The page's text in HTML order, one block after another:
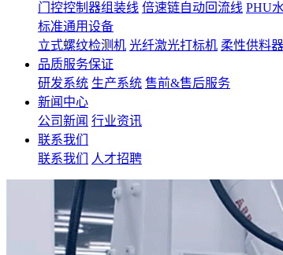
门控控制器组装线 倍速链自动回流线 PHU
标准通用设备
立式螺纹检测机 光纤激光打标机 柔性供料
品质服务保证
研发系统 生产系统 售前&售后服务
新闻中心
公司新闻 行业资讯
联系我们
联系我们
人才招聘